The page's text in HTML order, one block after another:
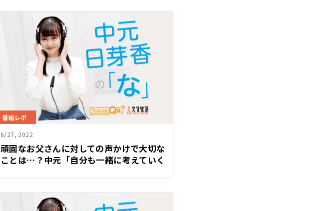
番組レポ
6/27, 2022
頑固なお父さんに対しての声かけで大切な
ことは…？中元「自分も一緒に考えていく